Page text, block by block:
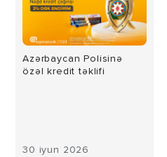
Azərbaycan Polisinə
özəl kredit təklifi
30 iyun 2026